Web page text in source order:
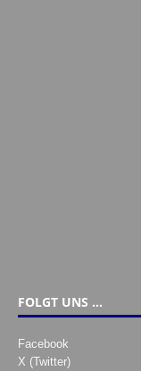
FOLGT UNS …
Facebook
X (Twitter)